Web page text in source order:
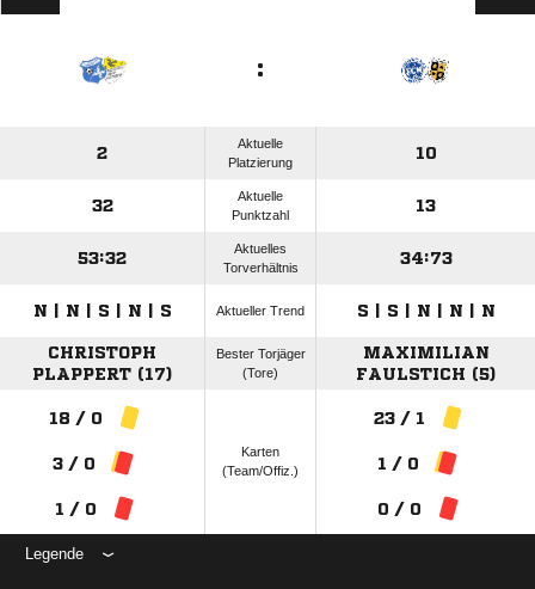
:
2
Aktuelle
Platzierung
10
32
Aktuelle
Punktzahl
13
53:32
Aktuelles
Torverhältnis
34:73
N | N | S | N | S Aktueller Trend S | S | N | N | N
CHRISTOPH
PLAPPERT (17)
Bester Torjäger
(Tore)
MAXIMILIAN
FAULSTICH (5)
18 / 0
3 / 0
1 / 0
Karten
(Team/Offiz.)
23 / 1
1 / 0
0 / 0
Legende